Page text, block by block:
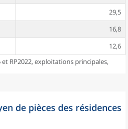
29,5
16,8
12,6
et RP2022, exploitations principales,
de pièces des résidences